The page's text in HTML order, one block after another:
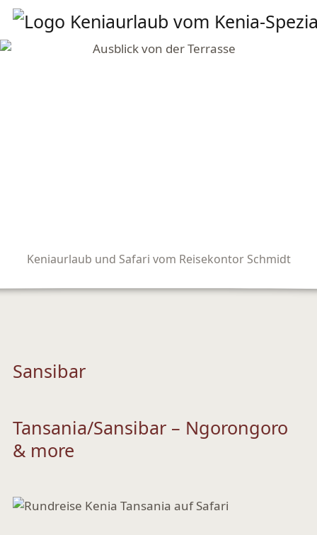
Keniaurlaub und Safari vom Reisekontor Schmidt
Sansibar
Tansania/Sansibar – Ngorongoro
& more